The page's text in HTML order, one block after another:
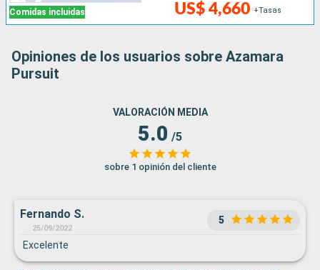
Comidas incluidas US$ 4,660 +Tasas
Opiniones de los usuarios sobre Azamara
Pursuit
VALORACIÓN MEDIA
5.0 /5
sobre 1 opinión del cliente
Fernando S.
25/09/2022
5
Excelente